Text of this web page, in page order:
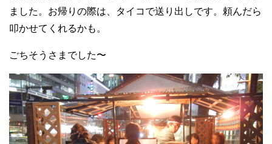
ました。お帰りの際は、タイコで送り出しです。頼んだら
叩かせてくれるかも。
ごちそうさまでした〜